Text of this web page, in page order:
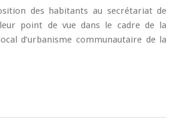
des habitants au secrétariat de
point de vue dans le cadre de la
d’urbanisme communautaire de la